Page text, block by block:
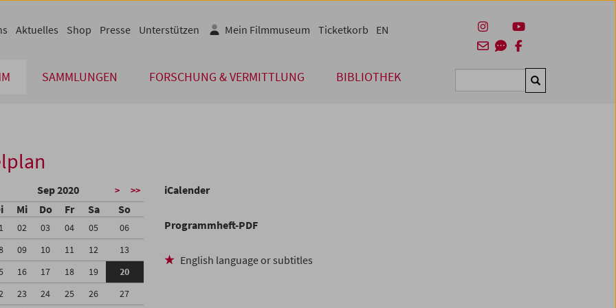
SAMMLUNGEN FORSCHUNG & VERMITTLUNG BIBLIOTHEK Suchen
Aktuelles Shop Presse Unterstützen Mein Filmmuseum Ticketkorb EN
Sep 2020 > >>
Mi Do Fr Sa So
02 03 04 05
06
09 10 11 12
13
16 17 18 19
20
23 24 25 26
27
iCalender
Programmheft-PDF
English language or subtitles